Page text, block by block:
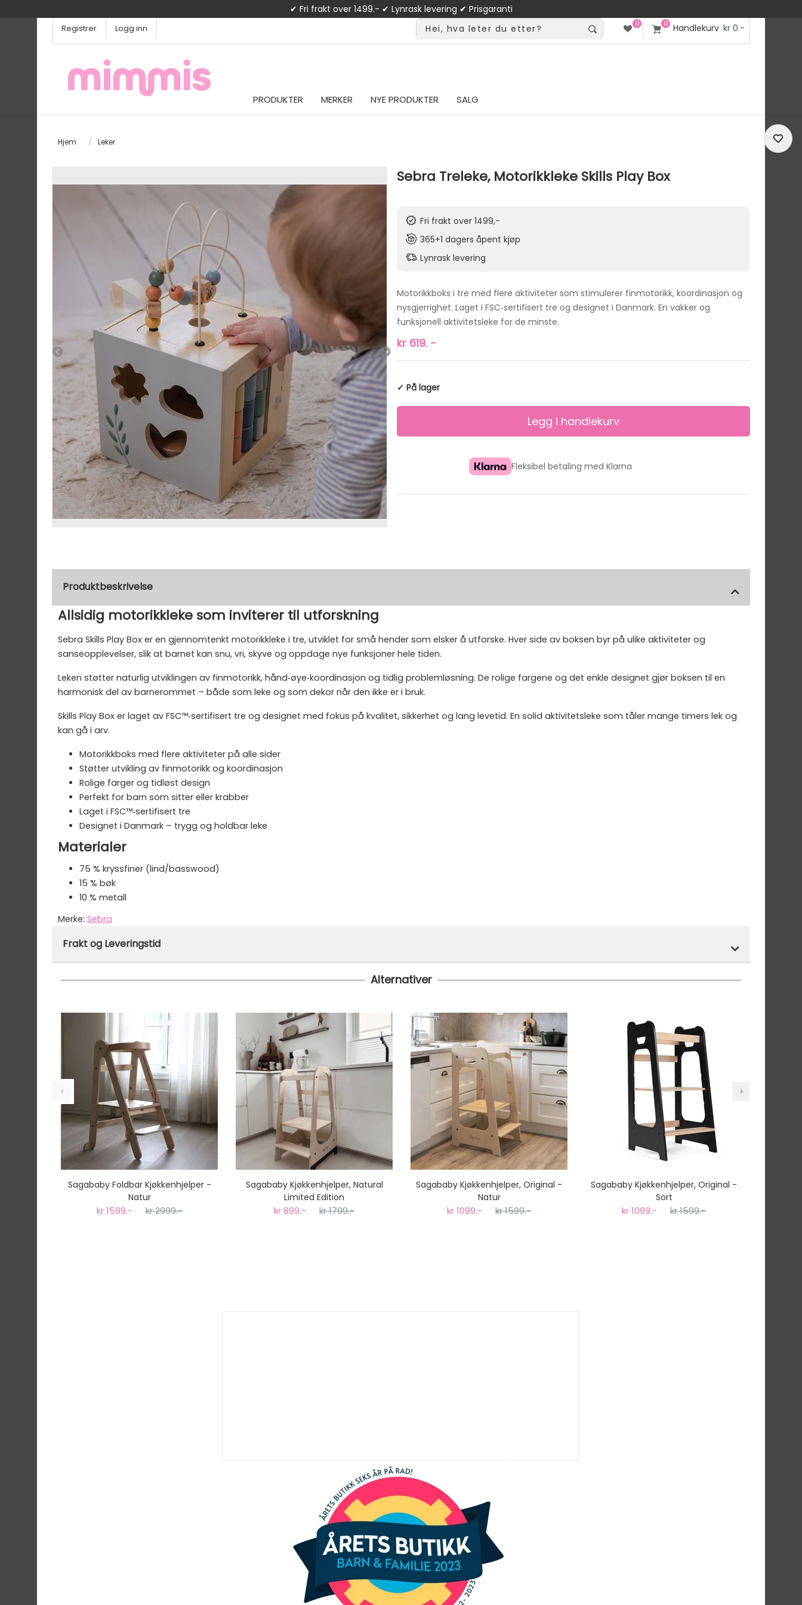
✔ Fri frakt over 1499.- ✔ Lynrask levering ✔ Prisgaranti
Registrer Logg inn 0 0 Handlekurv kr 0.-
PRODUKTER MERKER NYE PRODUKTER SALG
Hjem / Leker
Sebra Treleke, Motorikkleke Skills Play Box
Fri frakt over 1499,-
365+1 dagers åpent kjøp
Lynrask levering
Motorikkboks i tre med flere aktiviteter som stimulerer finmotorikk, koordinasjon og
nysgjerrighet. Laget i FSC‑sertifisert tre og designet i Danmark. En vakker og
funksjonell aktivitetsleke for de minste.
kr 619.-
✓ På lager
Fleksibel betaling med Klarna
Produktbeskrivelse
Allsidig motorikkleke som inviterer til utforskning
Sebra Skills Play Box er en gjennomtenkt motorikkleke i tre, utviklet for små hender som elsker å utforske. Hver side av boksen byr på ulike aktiviteter og
sanseopplevelser, slik at barnet kan snu, vri, skyve og oppdage nye funksjoner hele tiden.
Leken støtter naturlig utviklingen av finmotorikk, hånd‑øye‑koordinasjon og tidlig problemløsning. De rolige fargene og det enkle designet gjør boksen til en
harmonisk del av barnerommet – både som leke og som dekor når den ikke er i bruk.
Skills Play Box er laget av FSC™‑sertifisert tre og designet med fokus på kvalitet, sikkerhet og lang levetid. En solid aktivitetsleke som tåler mange timers lek og
kan gå i arv.
Motorikkboks med flere aktiviteter på alle sider
Støtter utvikling av finmotorikk og koordinasjon
Rolige farger og tidløst design
Perfekt for barn som sitter eller krabber
Laget i FSC™‑sertifisert tre
Designet i Danmark – trygg og holdbar leke
Materialer
75 % kryssfiner (lind/basswood)
15 % bøk
10 % metall
Merke: Sebra
Frakt og Leveringstid
På lager hos oss - klar for utsendelse innen 24 timer
Gjennomsnittlig leveringstid hos Mimmis er en til tre dager fra bestilling til levering.
Vi har fri retur ved bytte.
Alternativer
Sagababy Foldbar Kjøkkenhjelper -
Natur
kr 1599.- kr 2999.-
Sagababy Kjøkkenhjelper, Natural
Limited Edition
kr 899.- kr 1799.-
Sagababy Kjøkkenhjelper, Original -
Natur
kr 1099.- kr 1599.-
Sagababy Kjøkkenhjelper, Original -
Sort
kr 1099.- kr 1599.-